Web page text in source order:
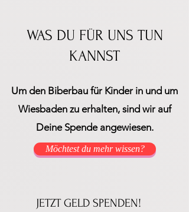
WAS DU FÜR UNS TUN
KANNST
Um den Biberbau für Kinder in und um
Wiesbaden zu erhalten, sind wir auf
Deine Spende angewiesen.
Möchtest du mehr wissen?
JETZT GELD SPENDEN!